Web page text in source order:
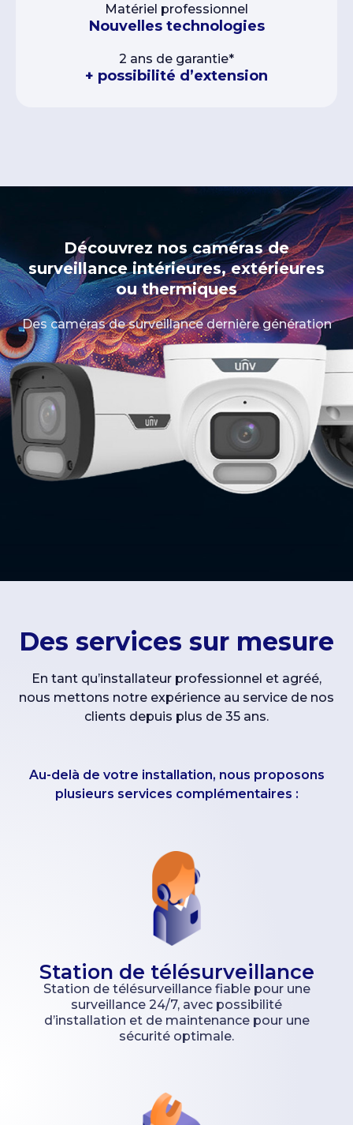
Matériel professionnel
Nouvelles technologies
2 ans de garantie*
+ possibilité d’extension
Découvrez nos caméras de
surveillance intérieures, extérieures
ou thermiques
Des caméras de surveillance dernière génération
Des services sur mesure
En tant qu’installateur professionnel et agréé,
nous mettons notre expérience au service de nos
clients depuis plus de 35 ans.
Au-delà de votre installation, nous proposons
plusieurs services complémentaires :
Station de télésurveillance
Station de télésurveillance fiable pour une
surveillance 24/7, avec possibilité
d’installation et de maintenance pour une
sécurité optimale.